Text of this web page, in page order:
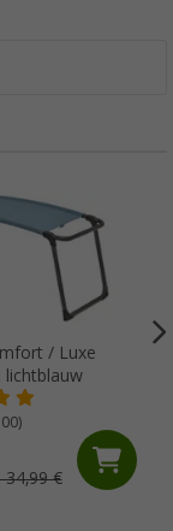
/ Luxe
lichtblauw
34,99 €